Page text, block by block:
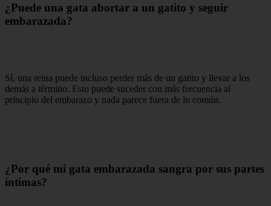
¿Puede una gata abortar a un gatito y seguir
embarazada?
Sí, una reina puede incluso perder más de un gatito y llevar a los
demás a término. Esto puede suceder con más frecuencia al
principio del embarazo y nada parece fuera de lo común.
¿Por qué mi gata embarazada sangra por sus partes
íntimas?